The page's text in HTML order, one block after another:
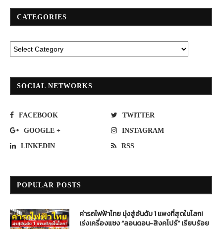
CATEGORIES
SOCIAL NETWORKS
FACEBOOK TWITTER
GOOGLE + INSTAGRAM
LINKEDIN RSS
POPULAR POSTS
ค่ารถไฟฟ้าไทย มุ่งสู่อันดับ 1 แพงที่สุดในโลก!
เร่งเครื่องแซง “ลอนดอน-สิงคโปร์” เรียบร้อย